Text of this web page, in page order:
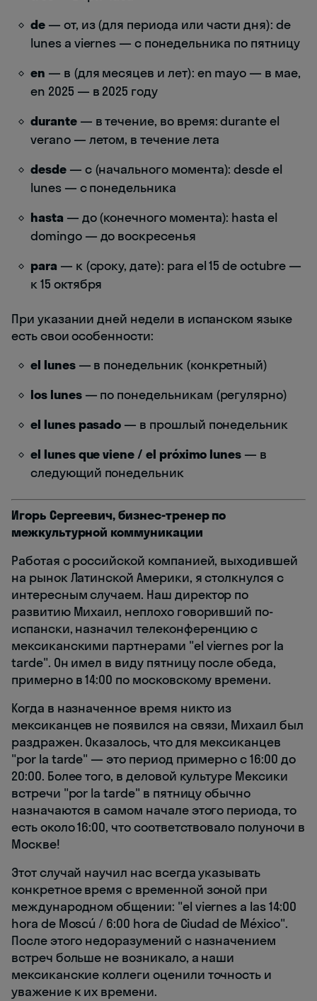
de— от, из (для периода или части дня): de
lunes a viernes — с понедельника по пятницу
en — в (для месяцев и лет): en mayo — в мае,
en 2025 — в 2025 году
durante— в течение, во время: durante el
verano — летом, в течение лета
desde— с (начального момента): desde el
lunes — с понедельника
hasta — до (конечного момента): hasta el
domingo — до воскресенья
para — к (сроку, дате): para el 15 de octubre —
к 15 октября
При указании дней недели в испанском языке
есть свои особенности:
el lunes— в понедельник (конкретный)
los lunes— по понедельникам (регулярно)
el lunes pasado — в прошлый понедельник
el lunes que viene / el próximo lunes — в
следующий понедельник
Игорь Сергеевич, бизнес-тренер по
межкультурной коммуникации
Работая с российской компанией, выходившей
на рынок Латинской Америки, я столкнулся с
интересным случаем. Наш директор по
развитию Михаил, неплохо говоривший по-
испански, назначил телеконференцию с
мексиканскими партнерами "el viernes por la
tarde". Он имел в виду пятницу после обеда,
примерно в 14:00 по московскому времени.
Когда в назначенное время никто из
мексиканцев не появился на связи, Михаил был
раздражен. Оказалось, что для мексиканцев
"por la tarde" — это период примерно с 16:00 до
20:00. Более того, в деловой культуре Мексики
встречи "por la tarde" в пятницу обычно
назначаются в самом начале этого периода, то
есть около 16:00, что соответствовало полуночи в
Москве!
Этот случай научил нас всегда указывать
конкретное время с временной зоной при
международном общении: "el viernes a las 14:00
hora de Moscú / 6:00 hora de Ciudad de México".
После этого недоразумений с назначением
встреч больше не возникало, а наши
мексиканские коллеги оценили точность и
уважение к их времени.